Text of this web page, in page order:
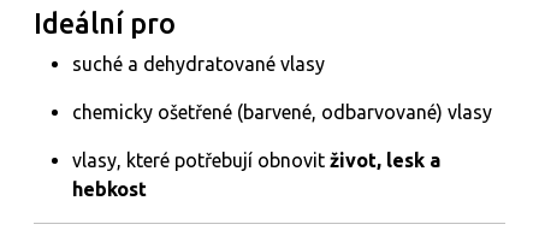
Ideální pro
suché a dehydratované vlasy
chemicky ošetřené (barvené, odbarvované) vlasy
vlasy, které potřebují obnovit život, lesk a
hebkost